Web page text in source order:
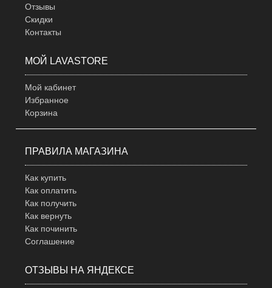
Отзывы
Скидки
Контакты
МОЙ LAVASTORE
Мой кабинет
Избранное
Корзина
ПРАВИЛА МАГАЗИНА
Как купить
Как оплатить
Как получить
Как вернуть
Как починить
Соглашение
ОТЗЫВЫ НА ЯНДЕКСЕ